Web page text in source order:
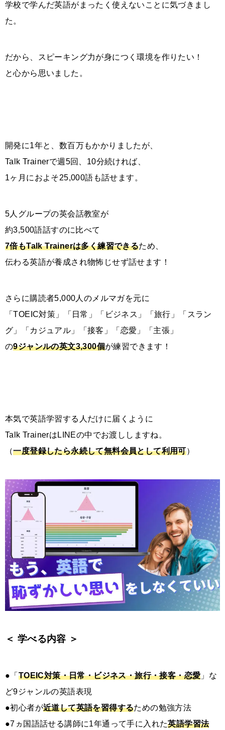
学校で学んだ英語がまったく使えないことに気づきまし
た。
だから、スピーキング力が身につく環境を作りたい！
と心から思いました。
開発に1年と、数百万もかかりましたが、
Talk Trainerで週5回、10分続ければ、
1ヶ月におよそ25,000語も話せます。
5人グループの英会話教室が
約3,500語話すのに比べて
7倍もTalk Trainerは多く練習できるため、
伝わる英語が養成され物怖じせず話せます！
さらに購読者5,000人のメルマガを元に
「TOEIC対策」「日常」「ビジネス」「旅行」「スラン
グ」「カジュアル」「接客」「恋愛」「主張」
の9ジャンルの英文3,300個が練習できます！
本気で英語学習する人だけに届くように
Talk TrainerはLINEの中でお渡ししますね。
（一度登録したら永続して無料会員として利用可）
＜ 学べる内容 ＞
●「 TOEIC対策・日常・ビジネス・旅行・接客・恋愛 」な
ど9ジャンルの英語表現
●初心者が近道して英語を習得するための勉強方法
●7ヵ国語話せる講師に1年通って手に入れた英語学習法